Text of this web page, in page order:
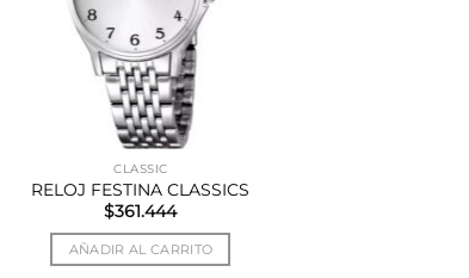
CLASSIC
RELOJ FESTINA CLASSICS
$361.444
AÑADIR AL CARRITO